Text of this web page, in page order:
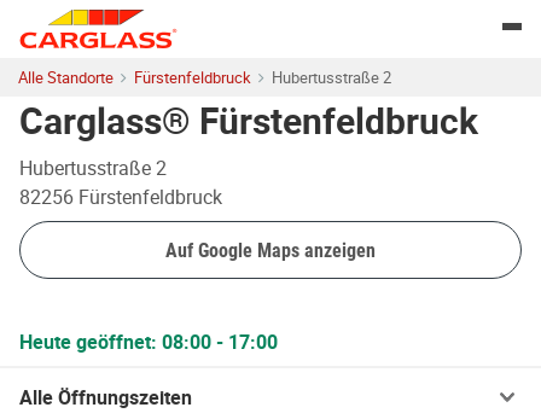
Skip to content
Return to Nav
Alle Standorte Fürstenfeldbruck Hubertusstraße 2
Carglass® Fürstenfeldbruck
Hubertusstraße 2
82256 Fürstenfeldbruck
Auf Google Maps anzeigen
Heute geöffnet: 08:00- 17:00
Alle Öffnungszeiten